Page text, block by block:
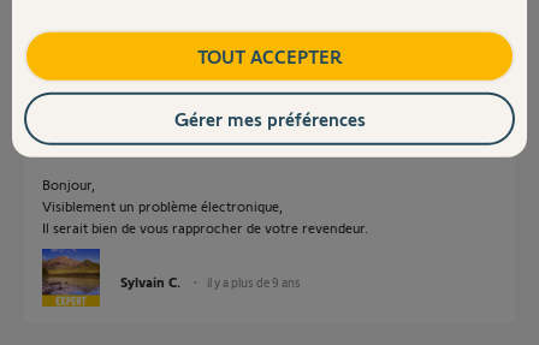
Réponses
Bonjour,
Visiblement un problème électronique,
Il serait bien de vous rapprocher de votre revendeur.
Sylvain C. il y a plus de 9 ans
TOUT ACCEPTER
Gérer mes préférences